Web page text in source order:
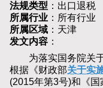
法规类型 ：出口退税
所属行业 ：所有行业
所属区域 ：天津
发文内容 ：
为落实国务院关于
根据《财政部关于实
(2015年第3号)和《